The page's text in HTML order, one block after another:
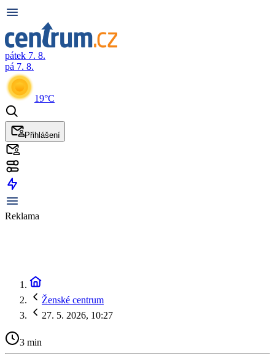
pátek 7. 8.
pá 7. 8.
19°C
Přihlášení
Reklama
Ženské centrum
27. 5. 2026, 10:27
3 min